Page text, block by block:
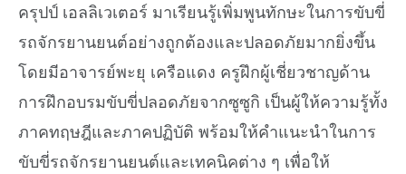
ครุปป์ เอลลิเวเตอร์ มาเรียนรู้เพิ่มพูนทักษะในการขับขี่
รถจักรยานยนต์อย่างถูกต้องและปลอดภัยมากยิ่งขึ้น
โดยมีอาจารย์พะยุ เครือแดง ครูฝึกผู้เชี่ยวชาญด้าน
การฝึกอบรมขับขี่ปลอดภัยจากซูซูกิ เป็นผู้ให้ความรู้ทั้ง
ภาคทฤษฎีและภาคปฏิบัติ พร้อมให้คำแนะนำในการ
ขับขี่รถจักรยานยนต์และเทคนิคต่าง ๆ เพื่อให้